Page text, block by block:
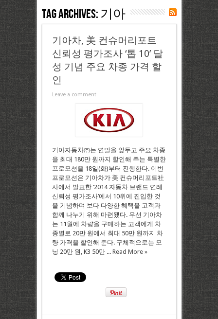
Tag Archives: 기아
기아차, 美 컨슈머리포트
신뢰성 평가조사 ‘톱 10’ 달
성 기념 주요 차종 가격 할
인
Leave a comment
기아자동차㈜는 연말을 앞두고 주요 차종
을 최대 180만 원까지 할인해 주는 특별한
프로모션을 18일(화)부터 진행한다. 이번
프로모션은 기아차가 美 컨슈머리포트社
사에서 발표한 ‘2014 자동차 브랜드 연례
신뢰성 평가조사’에서 10위에 진입한 것
을 기념하며 보다 다양한 혜택을 고객과
함께 나누기 위해 마련됐다. 우선 기아차
는 11월에 차량을 구매하는 고객에게 차
종별로 20만 원에서 최대 50만 원까지 차
량 가격을 할인해 준다. 구체적으로는 모
닝 20만 원, K3 50만 ... Read More »